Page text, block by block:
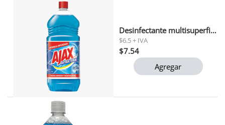
Desinfectante multisuperficies ajax 1 lt
$6.5 + IVA
$7.54
Agregar